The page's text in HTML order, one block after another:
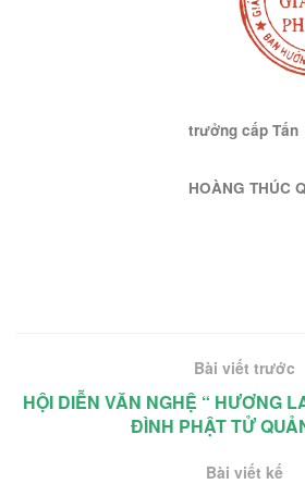
trưởng cấp Tấn
HOÀNG THÚC
Bài viết trước
HỘI DIỄN VĂN NGHỆ “ HƯƠNG
ĐÌNH PHẬT TỬ
Bài viết kế